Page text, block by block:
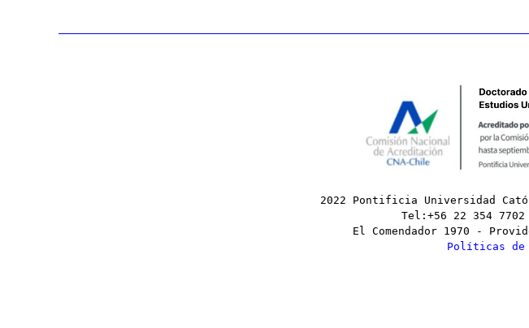
2022 Pontificia Universidad
Tel:+56 22 354
El Comendador 1970 -
Políticas de